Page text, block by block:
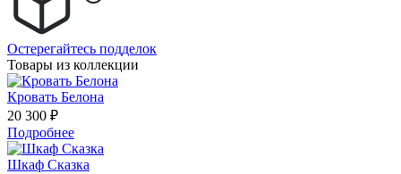
Остерегайтесь подделок
Товары из коллекции
Кровать Белона
20 300 ₽
Подробнее
Шкаф Сказка